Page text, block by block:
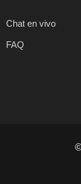
Chat en vivo
FAQ